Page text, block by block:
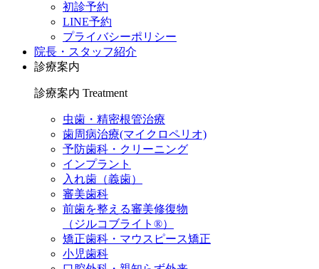
初診予約
LINE予約
プライバシーポリシー
院長・スタッフ紹介
診療案内
診療案内 Treatment
虫歯・精密根管治療
歯周病治療(マイクロペリオ)
予防歯科・クリーニング
インプラント
入れ歯（義歯）
審美歯科
前歯を整える審美修復物
（ジルコブライト®）
矯正歯科・マウスピース矯正
小児歯科